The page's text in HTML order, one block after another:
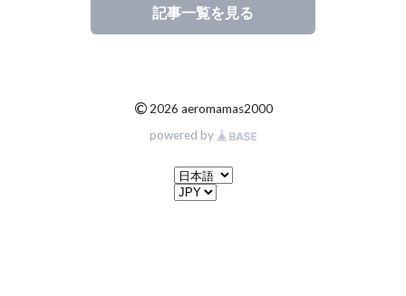
記事一覧を見る
©2026 aeromamas2000
powered by